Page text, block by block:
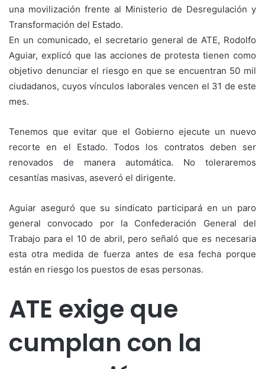
una movilización frente al Ministerio de Desregulación y
Transformación del Estado.
En un comunicado, el secretario general de ATE, Rodolfo
Aguiar, explicó que las acciones de protesta tienen como
objetivo denunciar el riesgo en que se encuentran 50 mil
ciudadanos, cuyos vínculos laborales vencen el 31 de este
mes.
Tenemos que evitar que el Gobierno ejecute un nuevo
recorte en el Estado. Todos los contratos deben ser
renovados de manera automática. No toleraremos
cesantías masivas, aseveró el dirigente.
Aguiar aseguró que su sindicato participará en un paro
general convocado por la Confederación General del
Trabajo para el 10 de abril, pero señaló que es necesaria
esta otra medida de fuerza antes de esa fecha porque
están en riesgo los puestos de esas personas.
ATE exige que
cumplan con la